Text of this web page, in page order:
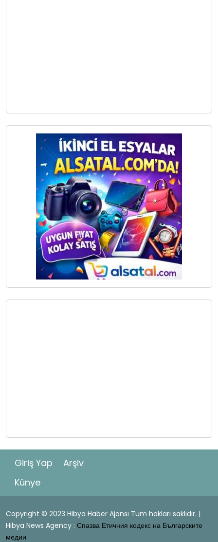
Giriş Yap
Arşiv
Künye
Copyright © 2023 Hibya Haber Ajansı Tüm hakları saklıdır. |
Hibya News Agency : Спазва Етичния кодекс на Българските
медии.